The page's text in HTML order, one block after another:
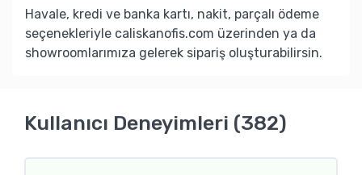
Havale, kredi ve banka kartı, nakit, parçalı ödeme
seçenekleriyle caliskanofis.com üzerinden ya da
showroomlarımıza gelerek sipariş oluşturabilirsin.
Kullanıcı Deneyimleri (382)